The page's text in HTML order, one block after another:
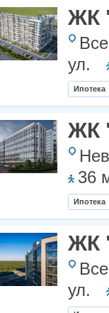
ЖК
ул.
Ипотека
ЖК
36
Ипотека
ЖК
ул.